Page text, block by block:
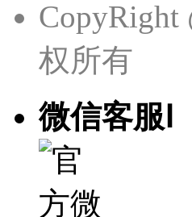
CopyRight
权所有
微信客服Ⅰ